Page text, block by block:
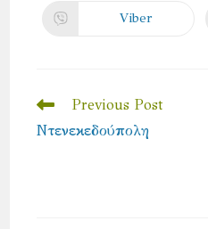
new
window
Opens
Viber
Read
articles
Previous Post
Ντενεκεδούπολη